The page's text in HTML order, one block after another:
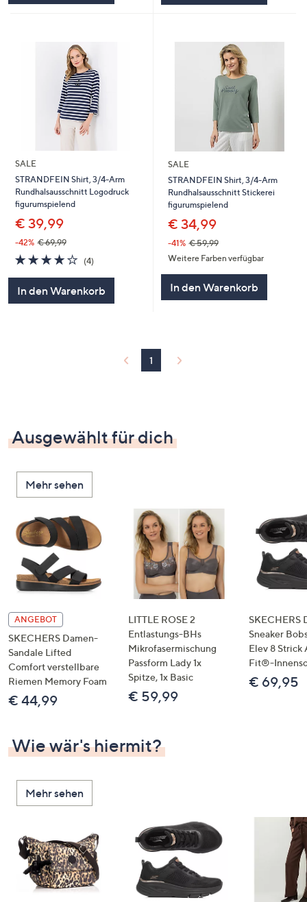
SALE
STRANDFEIN Shirt, 3/4-Arm
Rundhalsausschnitt Logodruck
figurumspielend
€ 39,99
-42% € 69,99
3.8
von
(4)4
In den Warenkorb
SALE
STRANDFEIN Shirt, 3/4-Arm
Rundhalsausschnitt Stickerei
figurumspielend
€ 34,99
-41% € 59,99
Weitere Farben verfügbar
In den Warenkorb
1
Ausgewählt für dich
Mehr sehen
ANGEBOT
SKECHERS Damen-
Sandale Lifted
Comfort verstellbare
Riemen Memory Foam
€ 44,99
LITTLE ROSE 2
Entlastungs-BHs
Mikrofasermischung
Passform Lady 1x
Spitze, 1x Basic
€ 59,99
SKECHERS
Sneaker
Elev 8 Strick
Fit®-
€ 69,95
Wie wär's hiermit?
Mehr sehen